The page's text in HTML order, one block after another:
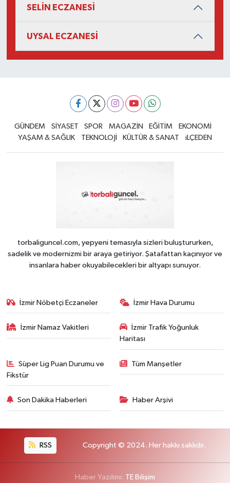
SELİN ECZANESİ
UYSAL ECZANESİ
GÜNDEM SİYASET SPOR MAGAZİN EĞİTİM
EKONOMİ
YAŞAM & SAĞLIK
TEKNOLOJİ KÜLTÜR & SANAT iLÇEDEN
torbaliguncel.com, yepyeni temasıyla sizleri buluştururken,
sadelik ve modernizmi bir araya getiriyor. Şatafattan kaçınıyor ve
insanlara haber okuyabilecekleri bir altyapı sunuyor.
İzmir Nöbetçi Eczaneler İzmir Hava Durumu
İzmir Namaz Vakitleri
İzmir Trafik Yoğunluk
Haritası
Süper Lig Puan Durumu ve
Fikstür
Tüm Manşetler
Son Dakika Haberleri Haber Arşivi
RSS Copyright © 2024. Her hakkı saklıdır.
Haber Yazılımı: TE Bilişim